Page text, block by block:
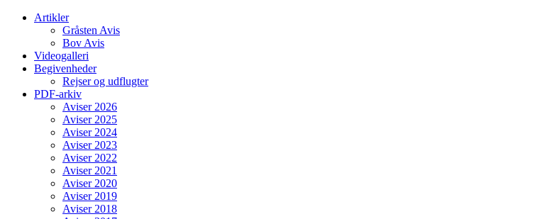
Artikler
Gråsten Avis
Bov Avis
Videogalleri
Begivenheder
Rejser og udflugter
PDF-arkiv
Aviser 2026
Aviser 2025
Aviser 2024
Aviser 2023
Aviser 2022
Aviser 2021
Aviser 2020
Aviser 2019
Aviser 2018